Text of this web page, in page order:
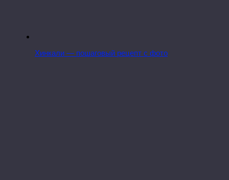
Хинкали — пошаговый рецепт с фото